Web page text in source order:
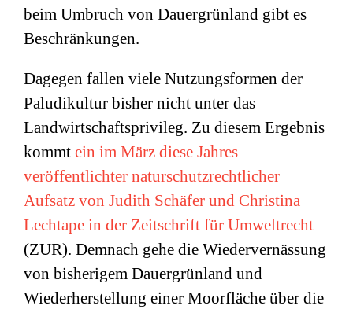
beim Umbruch von Dauergrünland gibt es
Beschränkungen.
Dagegen fallen viele Nutzungsformen der
Paludikultur bisher nicht unter das
Landwirtschaftsprivileg. Zu diesem Ergebnis
kommt ein im März diese Jahres
veröffentlichter naturschutzrechtlicher
Aufsatz von Judith Schäfer und Christina
Lechtape in der Zeitschrift für Umweltrecht
(ZUR). Demnach gehe die Wiedervernässung
von bisherigem Dauergrünland und
Wiederherstellung einer Moorfläche über die